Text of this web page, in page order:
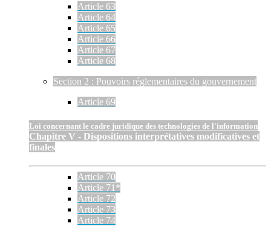
Article 63
Article 64
Article 65
Article 66
Article 67
Article 68
Section 2 : Pouvoirs réglementaires du gouvernement
Article 69
Loi concernant le cadre juridique des technologies de l'information
Chapitre V - Dispositions interprétatives modificatives et
finales
Article 70
Article 71*
Article 72
Article 73
Article 74